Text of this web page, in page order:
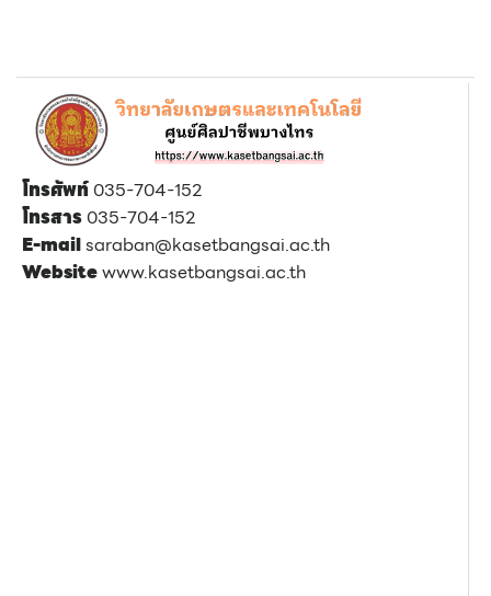
โทรศัพท์ 035-704-152
โทรสาร 035-704-152
E-mailsaraban@kasetbangsai.ac.th
Websitewww.kasetbangsai.ac.th